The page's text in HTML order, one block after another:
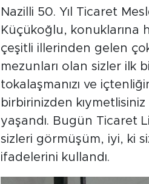
Nazilli 50. Yıl Ticaret
Küçükoğlu, konuklarına
çeşitli illerinden gelen
mezunları olan sizler ilk
tokalaşmanızı ve
birbirinizden
yaşandı. Bugün Ticaret
sizleri görmüşüm, iyi, ki
ifadelerini kullandı.